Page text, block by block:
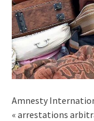
Amnesty
« arrestations